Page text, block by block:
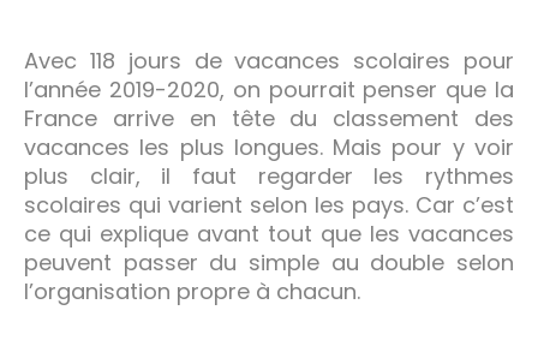
Avec 118 jours de vacances scolaires pour
l’année 2019-2020, on pourrait penser que la
France arrive en tête du classement des
vacances les plus longues. Mais pour y voir
plus clair, il faut regarder les rythmes
scolaires qui varient selon les pays. Car c’est
ce qui explique avant tout que les vacances
peuvent passer du simple au double selon
l’organisation propre à chacun.